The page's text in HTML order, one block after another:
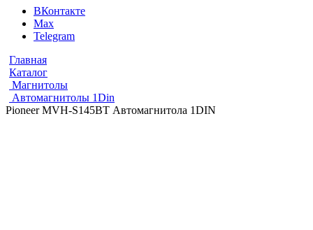
ВКонтакте
Max
Telegram
Главная
Каталог
Магнитолы
Автомагнитолы 1Din
Pioneer MVH-S145BT Автомагнитола 1DIN